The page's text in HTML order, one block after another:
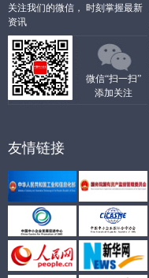
关注我们的微信， 时刻掌握最新
资讯
微信“扫一扫”
添加关注
友情链接